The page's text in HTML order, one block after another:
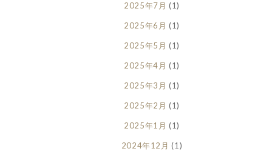
2025年7月 (1)
2025年6月 (1)
2025年5月 (1)
2025年4月 (1)
2025年3月 (1)
2025年2月 (1)
2025年1月 (1)
2024年12月 (1)